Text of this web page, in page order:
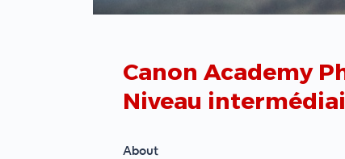
Canon Academy
Niveau
About